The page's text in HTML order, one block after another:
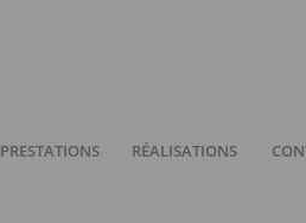
PRESTATIONS RÉALISATIONS